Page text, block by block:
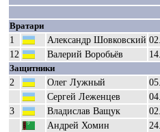
Вратари
1 Александр Шовковский
12
Валерий Воробьёв
Защитники
2 Олег Лужный
Сергей Леженцев
3
Владислав Ващук
Андрей Хомин